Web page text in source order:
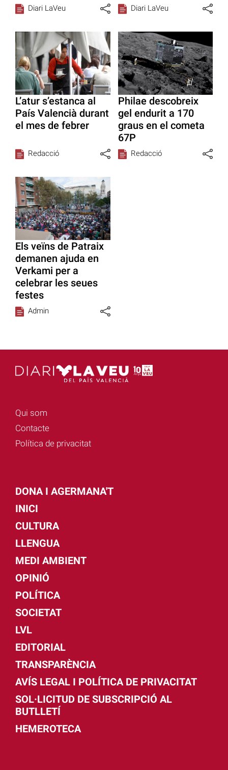
Diari LaVeu Diari LaVeu
L’atur s’estanca al
País Valencià durant
el mes de febrer
Redacció
Philae descobreix
gel endurit a 170
graus en el cometa
67P
Redacció
Els veïns de Patraix
demanen ajuda en
Verkami per a
celebrar les seues
festes
Admin
Qui som
Contacte
Política de privacitat
DONA I AGERMANA'T
INICI
CULTURA
LLENGUA
MEDI AMBIENT
OPINIÓ
POLÍTICA
SOCIETAT
LVL
EDITORIAL
TRANSPARÈNCIA
AVÍS LEGAL I POLÍTICA DE PRIVACITAT
SOL·LICITUD DE SUBSCRIPCIÓ AL
BUTLLETÍ
HEMEROTECA